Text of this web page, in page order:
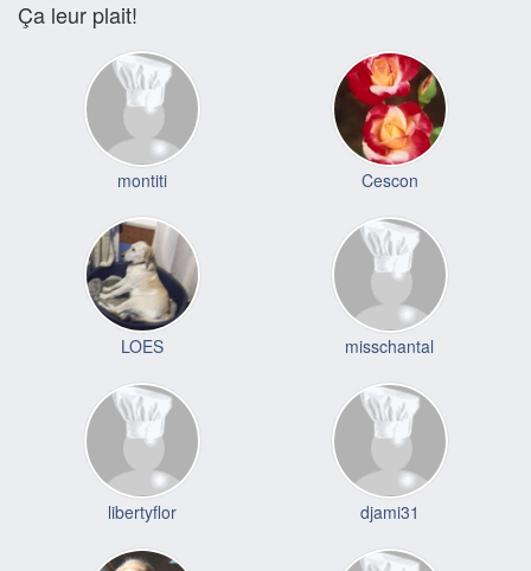
Ça leur plait!
montiti Cescon
LOES misschantal
libertyflor djami31